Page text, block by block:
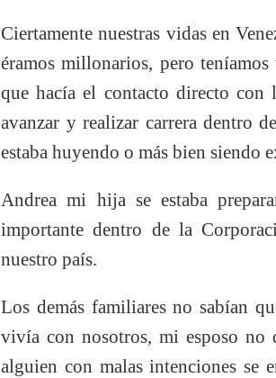
Ciertamente nuestras vidas en
éramos millonarios, pero
que hacía el contacto directo con
avanzar y realizar carrera dentro
estaba huyendo o más bien siendo
Andrea mi hija se estaba
importante dentro de la
nuestro país.
Los demás familiares no sabían
vivía con nosotros, mi esposo no
alguien con malas intenciones se